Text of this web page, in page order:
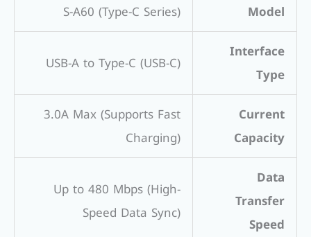
Model
S-A60 (Type-C Series)
Interface
Type
USB-A to Type-C (USB-C)
Current
Capacity
3.0A Max (Supports Fast
Charging)
Data
Transfer
Speed
Up to 480 Mbps (High-
Speed Data Sync)